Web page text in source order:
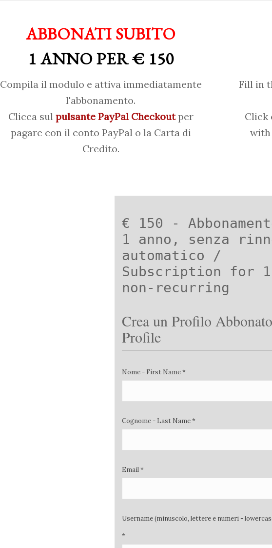
ABBONATI SUBITO
1 ANNO PER € 150
Compila il modulo e attiva immediatamente
l'abbonamento.
Clicca sul pulsante PayPal Checkoutper
pagare con il conto PayPal o la Carta di
Credito.
Fill in
Click
with
€ 150 -
1 anno, senza
automatico /
Subscription for
non-recurring
Crea un Profilo
Profile
Nome - First Name *
Cognome - Last Name *
Email *
Username (minuscolo, lettere e numeri -
*